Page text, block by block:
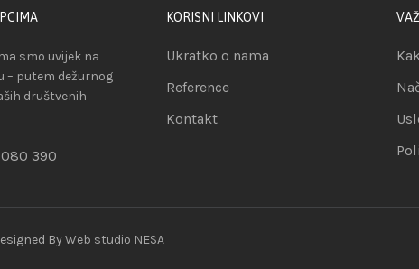
smo uvijek na
– putem dežurnog
društvenih
080 390
KORISNI LINKOVI
Ukratko o nama
Reference
Kontakt
ByWeb studio NESA